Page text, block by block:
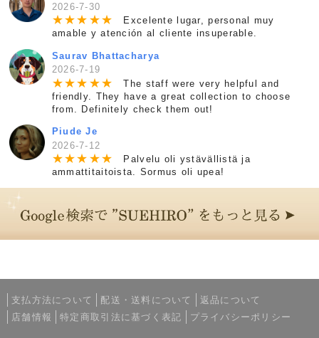
2026-7-30
★★★ ★★
Excelente lugar, personal muy
amable y atención al cliente insuperable.
Saurav Bhattacharya
2026-7-19
★★★ ★★
The staff were very helpful and
friendly. They have a great collection to choose
from. Definitely check them out!
Piude Je
2026-7-12
★★★ ★★
Palvelu oli ystävällistä ja
ammattitaitoista. Sormus oli upea!
支払方法について 配送・送料について
返品について
店舗情報
特定商取引法に基づく表記 プライバシーポリシー